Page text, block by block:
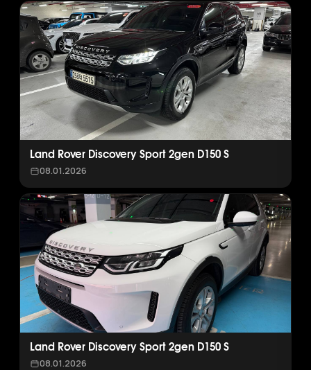
Land Rover Discovery Sport 2gen D150 S
08.01.2026
Land Rover Discovery Sport 2gen D150 S
08.01.2026